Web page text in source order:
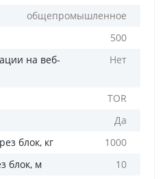
общепромышленное
500
на веб-
Нет
TOR
Да
блок, кг
1000
блок, м
10